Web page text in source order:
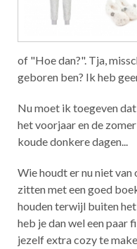
of "Hoe dan?". Tja,
geboren ben? Ik heb
Nu moet ik toegeven
het voorjaar en de
koude donkere dagen...
Wie houdt er nu niet
zitten met een goed
houden terwijl buiten
heb je dan wel een paar
jezelf extra cozy te